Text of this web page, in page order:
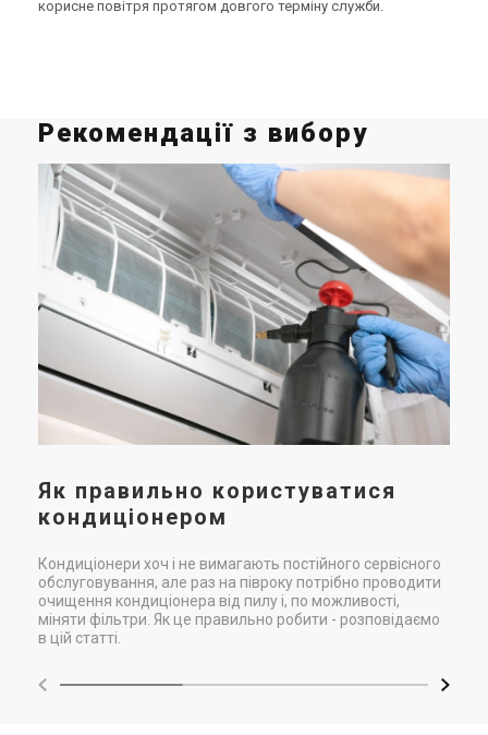
корисне повітря протягом довгого терміну служби.
Рекомендації з вибору
Як правильно користуватися
кондиціонером
Кондиціонери хоч і не вимагають постійного сервісного
обслуговування, але раз на півроку потрібно проводити
очищення кондиціонера від пилу і, по можливості,
міняти фільтри. Як це правильно робити - розповідаємо
в цій статті.